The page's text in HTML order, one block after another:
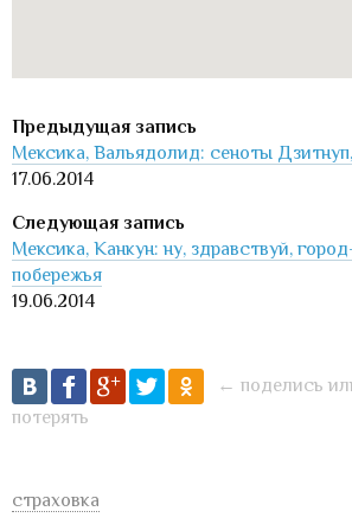
Мексика, Вальядолид: сеноты
17.06.2014
Мексика, Канкун: ну, здравствуй,
побережья
19.06.2014
← поделись
потерять
страховка